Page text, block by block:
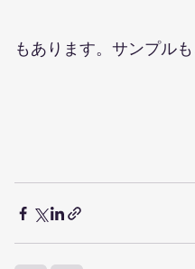
もあります。サンプルも